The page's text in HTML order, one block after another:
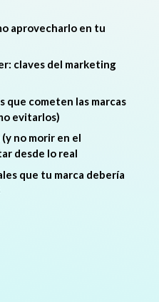
aprovecharlo en tu
claves del marketing
que cometen las marcas
evitarlos)
no morir en el
desde lo real
que tu marca debería